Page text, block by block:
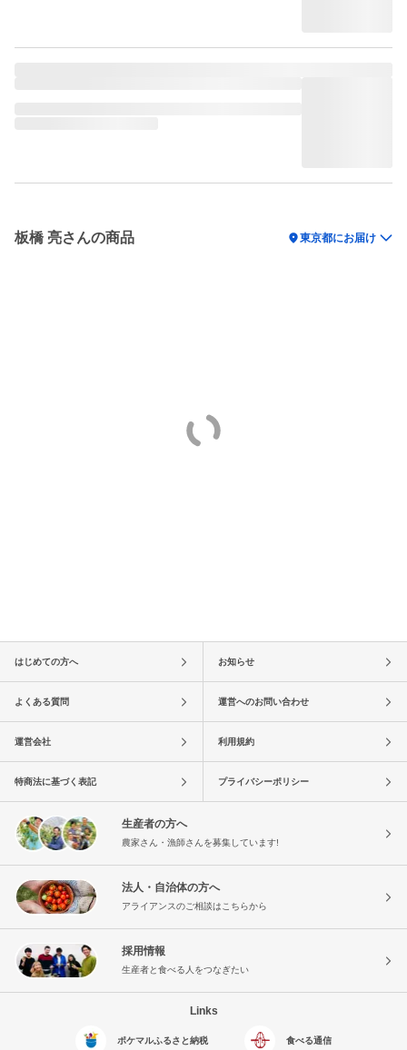
板橋 亮さんの商品 location_on東京都にお届け
はじめての方へ お知らせ
よくある質問 運営へのお問い合わせ
運営会社 利用規約
特商法に基づく表記 プライバシーポリシー
生産者の方へ
農家さん・漁師さんを募集しています!
法人・自治体の方へ
アライアンスのご相談はこちらから
採用情報
生産者と食べる人をつなぎたい
Links
ポケマルふるさと納税 食べる通信